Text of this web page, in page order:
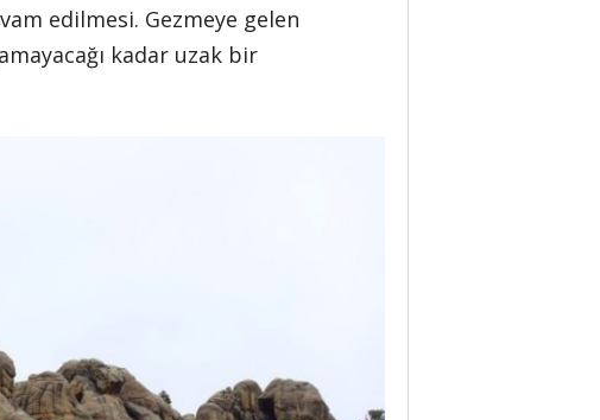
edilmesi. Gezmeye gelen
kadar uzak bir